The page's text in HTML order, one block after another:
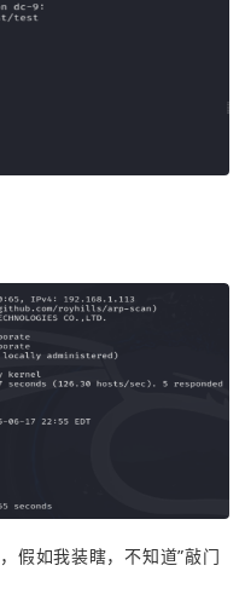
假如我装瞎，不知道”敲门